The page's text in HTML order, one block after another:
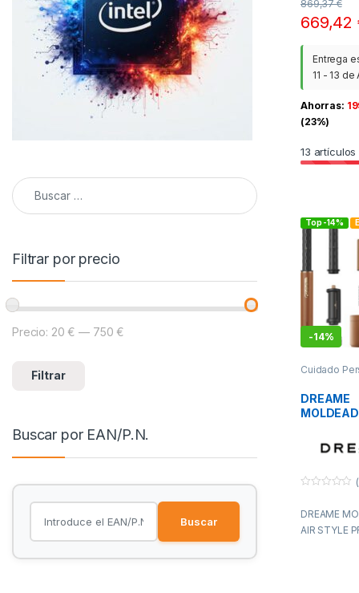
869,37€
669,42
Entrega
11 - 13
Ahorras:
(23%)
13
Top -14%
-14%
Cuidado
DREAME
u
r
DREAME
AIR STYLE
Buscar:
Filtrar por precio
Precio mínimo
Precio máximo
Filtrar
Precio: 20 € — 750 €
Buscar por EAN/P.N.
Buscar